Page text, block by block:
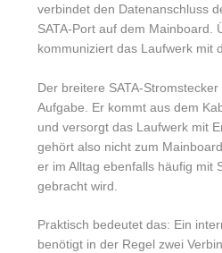
verbindet den Datenanschluss
SATA-Port auf dem Mainboard.
kommuniziert das Laufwerk mit
Der breitere SATA-
Aufgabe. Er kommt aus dem
und versorgt das Laufwerk mit
gehört also nicht zum
er im Alltag ebenfalls häufig mit
gebracht wird.
Praktisch bedeutet das: Ein
benötigt in der Regel zwei